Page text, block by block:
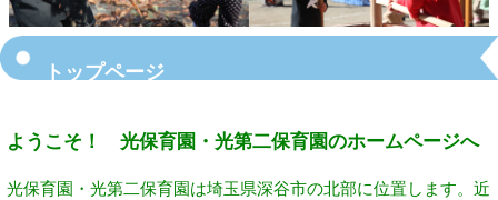
トップページ
ようこそ！ 光保育園・光第二保育園のホームページへ
光保育園・光第二保育園は埼玉県深谷市の北部に位置します。近